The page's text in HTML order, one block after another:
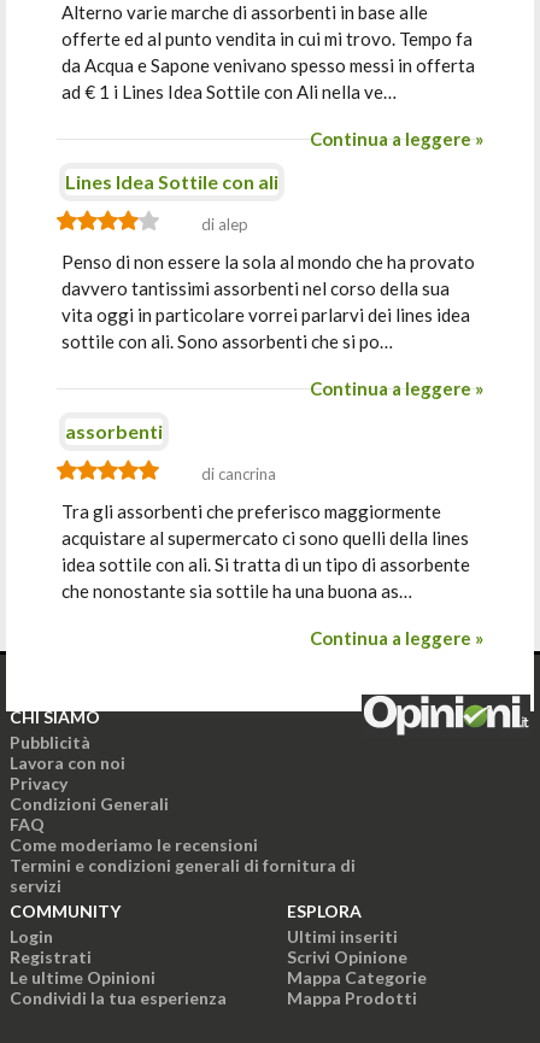
Alterno varie marche di assorbenti in base alle
offerte ed al punto vendita in cui mi trovo. Tempo fa
da Acqua e Sapone venivano spesso messi in offerta
ad € 1 i Lines Idea Sottile con Ali nella ve…
Continua a leggere »
Lines Idea Sottile con ali
di alep
Penso di non essere la sola al mondo che ha provato
davvero tantissimi assorbenti nel corso della sua
vita oggi in particolare vorrei parlarvi dei lines idea
sottile con ali. Sono assorbenti che si po…
Continua a leggere »
assorbenti
di cancrina
Tra gli assorbenti che preferisco maggiormente
acquistare al supermercato ci sono quelli della lines
idea sottile con ali. Si tratta di un tipo di assorbente
che nonostante sia sottile ha una buona as…
Continua a leggere »
CHI SIAMO
Pubblicità
Lavora con noi
Privacy
Condizioni Generali
FAQ
Come moderiamo le recensioni
Termini e condizioni generali di fornitura di
servizi
COMMUNITY
Login
Registrati
Le ultime Opinioni
Condividi la tua esperienza
ESPLORA
Ultimi inseriti
Scrivi Opinione
Mappa Categorie
Mappa Prodotti